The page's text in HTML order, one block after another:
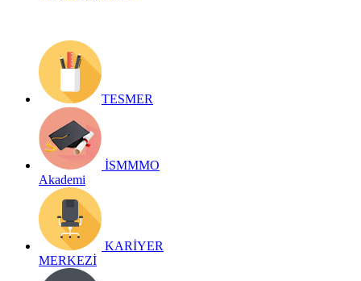
TESMER
İSMMMO
Akademi
KARİYER
MERKEZİ